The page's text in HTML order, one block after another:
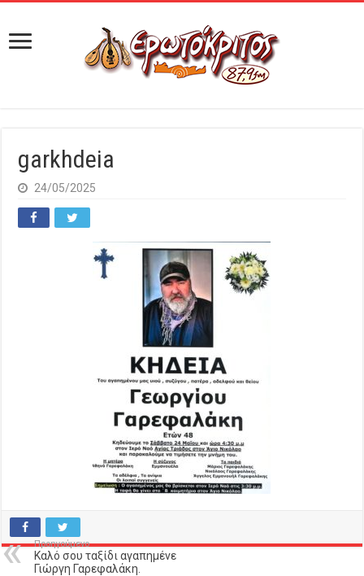
garkhdeia
24/05/2025
Προηγούμενο
Καλό σου ταξίδι αγαπημένε
Γιώργη Γαρεφαλάκη.